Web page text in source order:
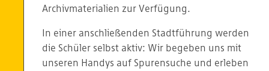
Archivmaterialien zur Verfügung.
In einer anschließenden Stadtführung werden
die Schüler selbst aktiv: Wir begeben uns mit
unseren Handys auf Spurensuche und erleben